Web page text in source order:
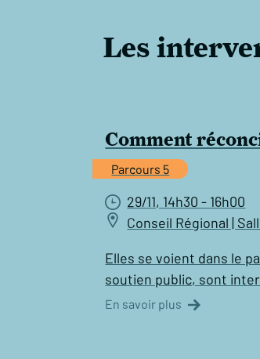
Les
Comment
Parcours 5
29/11, 14h30 - 16h00
Conseil Régional |
Elles se voient dans le
soutien public, sont
En savoir plus